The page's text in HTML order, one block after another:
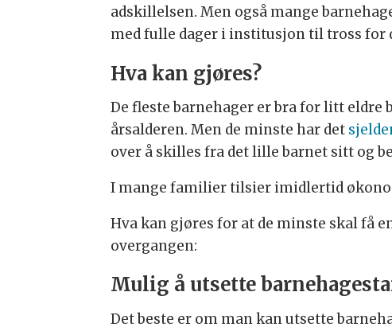
adskillelsen. Men også mange
med fulle dager i institusjon til tross for
Hva kan gjøres?
De fleste barnehager er bra for litt
årsalderen. Men de minste har det
over å skilles fra det lille barnet sitt og
I mange familier tilsier imidlertid
Hva kan gjøres for at de minste skal få
overgangen:
Mulig å utsette
Det beste er om man kan utsette